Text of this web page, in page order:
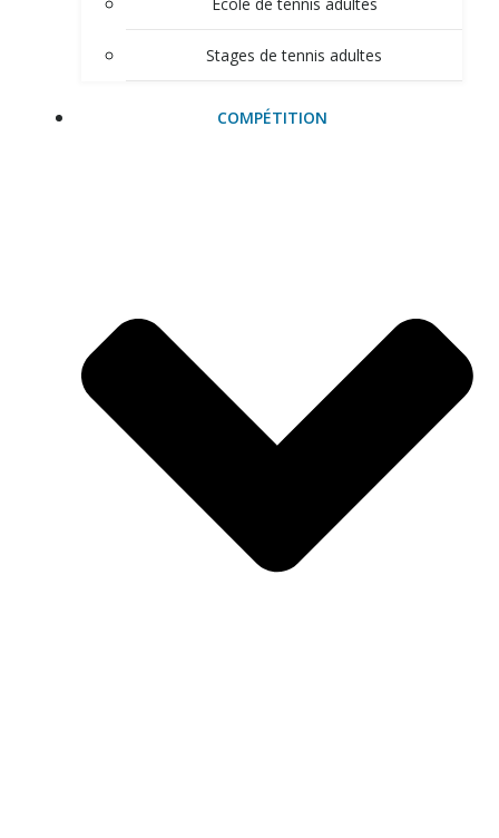
Stages de tennis adultes
COMPÉTITION